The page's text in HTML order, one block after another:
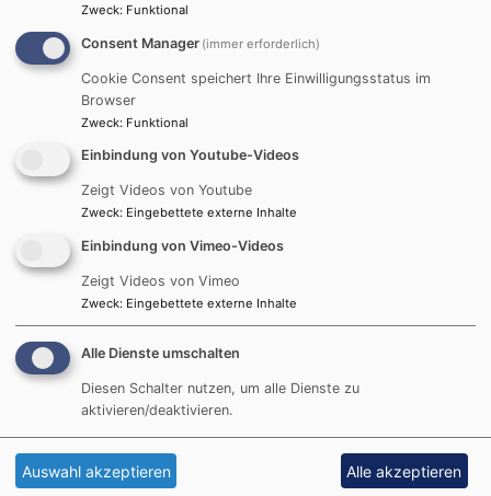
Helferinnen für den
Oberschleißheim gesucht,
Zeit schenken - Flyer 718.17 KB
Hauptnavigation
Prävention
Fußbereichsmenü
Zweck: Funktional
Consent Manager (immer erforderlich)
Cookie Consent speichert Ihre Einwilligungsstatus im
Browser
Zweck: Funktional
Einbindung von Youtube-Videos
Zeigt Videos von Youtube
Zweck: Eingebettete externe Inhalte
Einbindung von Vimeo-Videos
Zeigt Videos von Vimeo
Zweck: Eingebettete externe Inhalte
Alle Dienste umschalten
Diesen Schalter nutzen, um alle Dienste zu
aktivieren/deaktivieren.
Auswahl akzeptieren Alle akzeptieren